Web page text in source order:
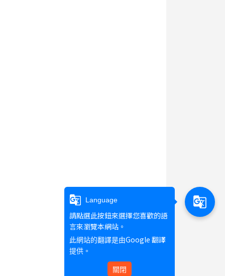
g_translate Language
請點選此按鈕來選擇您喜歡的語
言來瀏覽本網站。
此網站的翻譯是由Google 翻譯
提供。
關閉
g_translate